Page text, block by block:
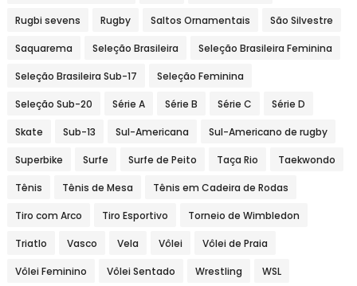
Rugbi sevens Rugby Saltos Ornamentais São Silvestre
Saquarema Seleção Brasileira Seleção Brasileira Feminina
Seleção Brasileira Sub-17 Seleção Feminina
Seleção Sub-20 Série A Série B Série C Série D
Skate Sub-13 Sul-Americana Sul-Americano de rugby
Superbike Surfe Surfe de Peito Taça Rio Taekwondo
Tênis Tênis de Mesa Tênis em Cadeira de Rodas
Tiro com Arco Tiro Esportivo Torneio de Wimbledon
Triatlo Vasco Vela Vôlei Vôlei de Praia
Vôlei Feminino Vôlei Sentado Wrestling WSL